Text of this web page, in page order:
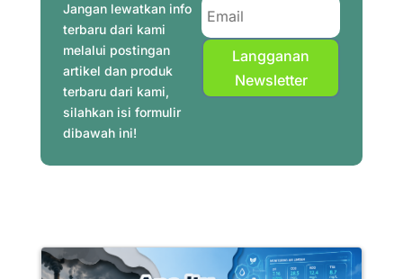
Jangan lewatkan info
terbaru dari kami
melalui postingan
artikel dan produk
terbaru dari kami,
silahkan isi formulir
dibawah ini!
Langganan
Newsletter